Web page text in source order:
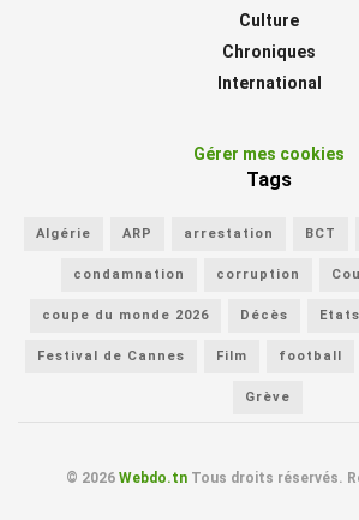
Culture
Chroniques
International
Gérer mes cookies
Tags
Algérie ARP arrestation BCT
condamnation corruption
coupe du monde 2026 Décès
Festival de Cannes Film football
Grève
© 2026 Webdo.tnTous droits réservés.